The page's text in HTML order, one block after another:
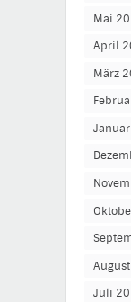
Mai
April
März
Juli